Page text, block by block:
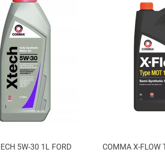
5W-30 1L FORD
COMMA X-FLOW